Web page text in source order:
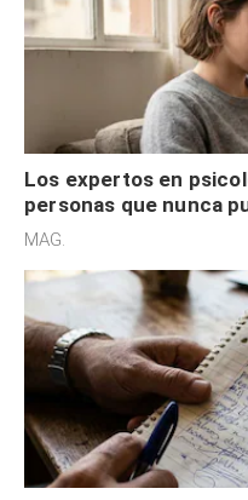
Los expertos en
personas que nunca
redes sociales no
MAG.